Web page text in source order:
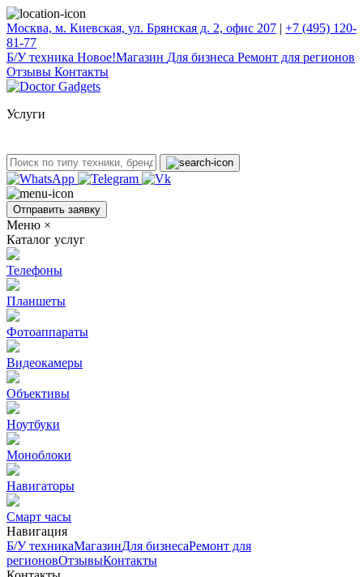
Москва, м. Киевская, ул. Брянская д. 2, офис 207 | +7 (495) 120-
81-77
Б/У техникa Новое!Магазин Для бизнеса Ремонт для регионов
Отзывы Контакты
Услуги
Отправить заявку
Меню ×
Каталог услуг
Телефоны
Планшеты
Фотоаппараты
Видеокамеры
Объективы
Ноутбуки
Моноблоки
Навигаторы
Смарт часы
Навигация
Б/У техникaМагазинДля бизнесаРемонт для
регионовОтзывыКонтакты